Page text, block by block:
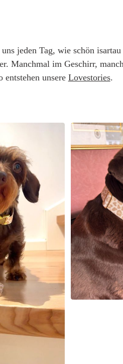
jeden Tag, wie schön
Manchmal im Geschirr,
entstehen unsere Lovestories.